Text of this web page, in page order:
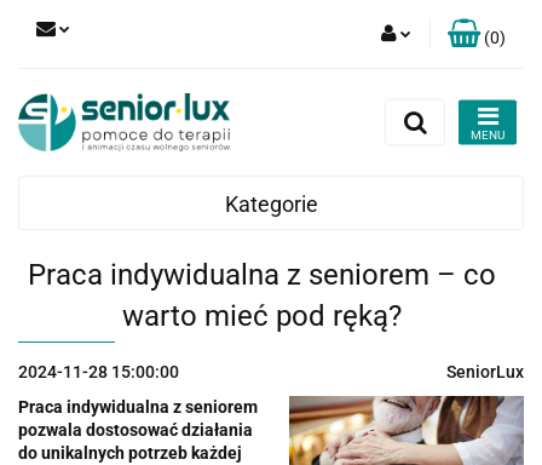
Zarejestruj się
Zgody cookies
(0)
Kategorie
Praca indywidualna z seniorem – co
warto mieć pod ręką?
2024-11-28 15:00:00
SeniorLux
Praca indywidualna z seniorem
pozwala dostosować działania
do unikalnych potrzeb każdej